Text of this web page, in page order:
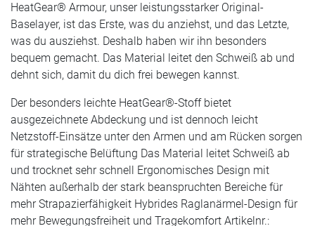
HeatGear® Armour, unser leistungsstarker Original-
Baselayer, ist das Erste, was du anziehst, und das Letzte,
was du ausziehst. Deshalb haben wir ihn besonders
bequem gemacht. Das Material leitet den Schweiß ab und
dehnt sich, damit du dich frei bewegen kannst.
Der besonders leichte HeatGear®-Stoff bietet
ausgezeichnete Abdeckung und ist dennoch leicht
Netzstoff-Einsätze unter den Armen und am Rücken sorgen
für strategische Belüftung Das Material leitet Schweiß ab
und trocknet sehr schnell Ergonomisches Design mit
Nähten außerhalb der stark beanspruchten Bereiche für
mehr Strapazierfähigkeit Hybrides Raglanärmel-Design für
mehr Bewegungsfreiheit und Tragekomfort Artikelnr.: